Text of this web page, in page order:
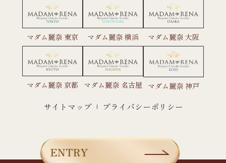
マダム麗奈 東京 マダム麗奈 横浜 マダム麗奈 大阪
マダム麗奈 京都 マダム麗奈 名古屋 マダム麗奈 神戸
サイトマップ プライバシーポリシー